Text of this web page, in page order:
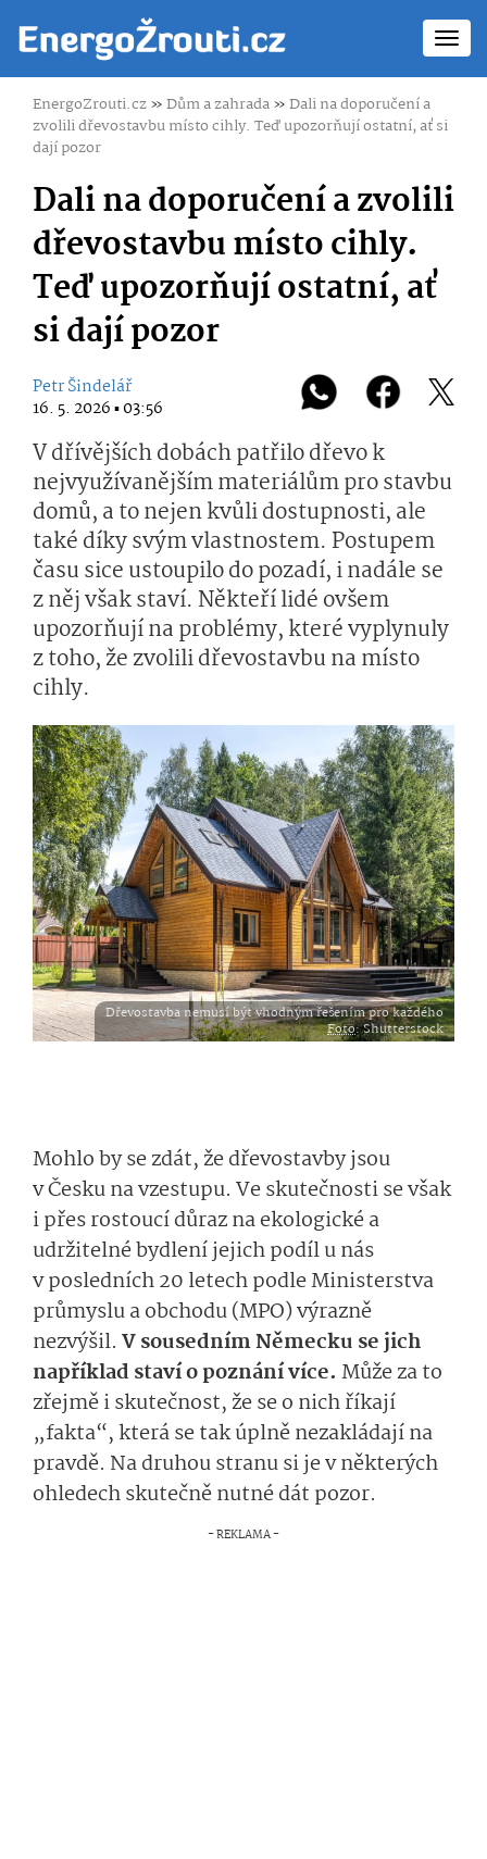
EnergoZrouti.cz»Dům a zahrada»Dali na doporučení a
zvolili dřevostavbu místo cihly. Teď upozorňují ostatní, ať si
dají pozor
Dali na doporučení a zvolili
dřevostavbu místo cihly.
Teď upozorňují ostatní, ať
si dají pozor
Petr Šindelář
16. 5. 2026 ▪ 03:56
V dřívějších dobách patřilo dřevo k
nejvyužívanějším materiálům pro stavbu
domů, a to nejen kvůli dostupnosti, ale
také díky svým vlastnostem. Postupem
času sice ustoupilo do pozadí, i nadále se
z něj však staví. Někteří lidé ovšem
upozorňují na problémy, které vyplynuly
z toho, že zvolili dřevostavbu na místo
cihly.
Dřevostavba nemusí být vhodným řešením pro každého
Foto: Shutterstock
Mohlo by se zdát, že dřevostavby jsou
v Česku na vzestupu. Ve skutečnosti se však
i přes rostoucí důraz na ekologické a
udržitelné bydlení jejich podíl u nás
v posledních 20 letech podle Ministerstva
průmyslu a obchodu (MPO) výrazně
nezvýšil. V sousedním Německu se jich
například staví o poznání více. Může za to
zřejmě i skutečnost, že se o nich říkají
„fakta“, která se tak úplně nezakládají na
pravdě. Na druhou stranu si je v některých
ohledech skutečně nutné dát pozor.